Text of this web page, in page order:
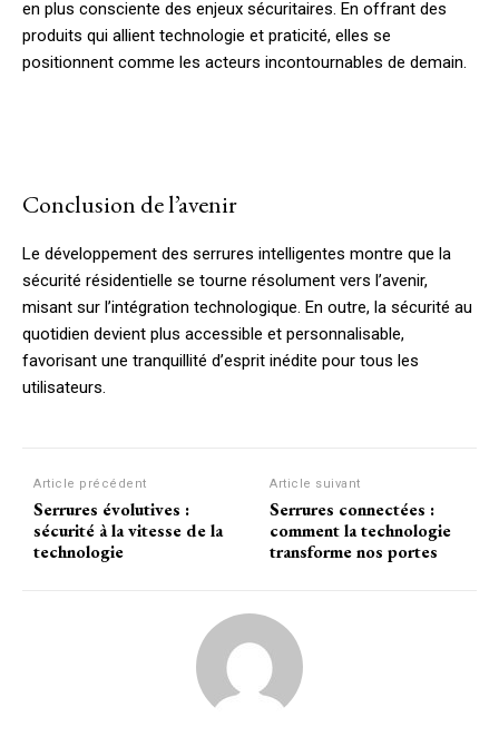
en plus consciente des enjeux sécuritaires. En offrant des
produits qui allient technologie et praticité, elles se
positionnent comme les acteurs incontournables de demain.
Conclusion de l’avenir
Le développement des serrures intelligentes montre que la
sécurité résidentielle se tourne résolument vers l’avenir,
misant sur l’intégration technologique. En outre, la sécurité au
quotidien devient plus accessible et personnalisable,
favorisant une tranquillité d’esprit inédite pour tous les
utilisateurs.
Article précédent
Serrures évolutives :
sécurité à la vitesse de la
technologie
Article suivant
Serrures connectées :
comment la technologie
transforme nos portes